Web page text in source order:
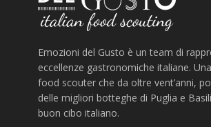
Emozioni del Gusto è un team di
eccellenze gastronomiche italiane.
food scouter che da oltre vent’anni,
delle migliori botteghe di Puglia e
buon cibo italiano.